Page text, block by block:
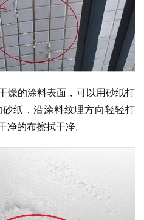
燥的涂料表面，可以用砂纸打
纸，沿涂料纹理方向轻轻打
净的布擦拭干净。